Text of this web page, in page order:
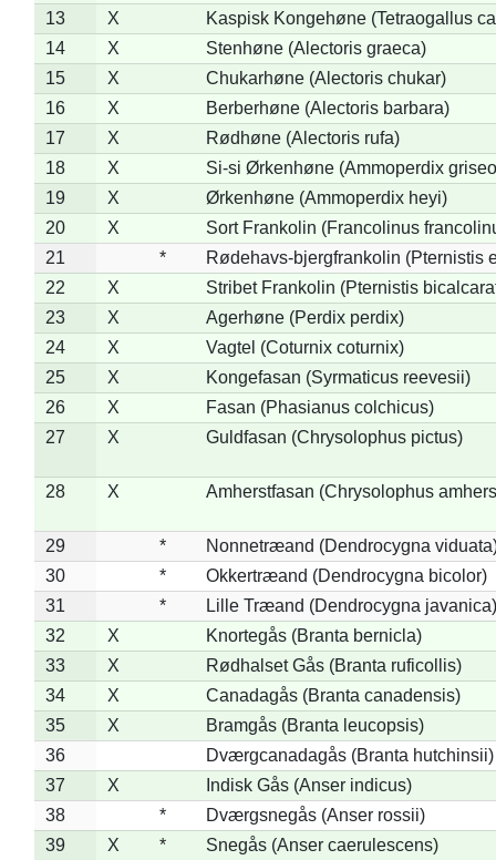
13
X
Kaspisk Kongehøne (Tetraogallus
14
X
Stenhøne (Alectoris graeca)
15
X
Chukarhøne (Alectoris chukar)
16
X
Berberhøne (Alectoris barbara)
17
X
Rødhøne (Alectoris rufa)
18
X
Si-si Ørkenhøne (Ammoperdix
19
X
Ørkenhøne (Ammoperdix heyi)
20
X
Sort Frankolin (Francolinus
21
*
Rødehavs-bjergfrankolin (Pternistis
22
X
Stribet Frankolin (Pternistis
23
X
Agerhøne (Perdix perdix)
24
X
Vagtel (Coturnix coturnix)
25
X
Kongefasan (Syrmaticus reevesii)
26
X
Fasan (Phasianus colchicus)
27
X Guldfasan (Chrysolophus pictus)
28 X Amherstfasan (Chrysolophus
29 *
Nonnetræand (Dendrocygna
30
*
Okkertræand (Dendrocygna bicolor)
31
*
Lille Træand (Dendrocygna javanica)
32
X
Knortegås (Branta bernicla)
33
X
Rødhalset Gås (Branta ruficollis)
34
X
Canadagås (Branta canadensis)
35
X
Bramgås (Branta leucopsis)
36
Dværgcanadagås (Branta hutchinsii)
37
X
Indisk Gås (Anser indicus)
38
*
Dværgsnegås (Anser rossii)
39
X *
Snegås (Anser caerulescens)